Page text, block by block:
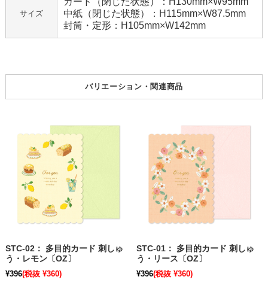
サイズ
中紙（閉じた状態）：H115mm×W87.5mm
封筒・定形：H105mm×W142mm
バリエーション・関連商品
STC-02： 多目的カード 刺しゅ
う・レモン〔OZ〕
¥396(税抜 ¥360)
STC-01： 多目的カード 刺しゅ
う・リース〔OZ〕
¥396(税抜 ¥360)